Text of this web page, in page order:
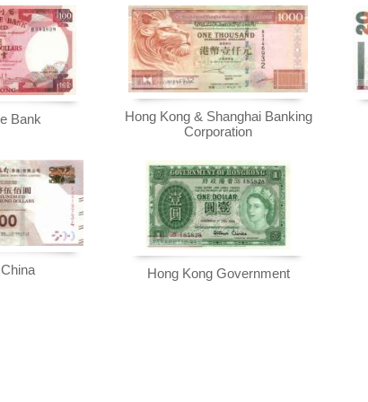
Siehier
Bank
Hong Kong & Shanghai Banking
Corporation
Hong Kong Government